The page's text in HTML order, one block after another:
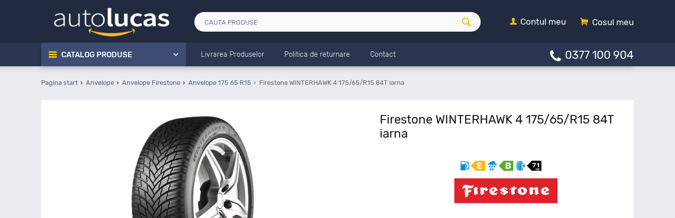
Cosul meu
Contul meu
CATALOG PRODUSE Livrarea Produselor Politica de returnare Contact 0377 100 904
Pagina start Anvelope Anvelope Firestone Anvelope 175 65 R15 Firestone WINTERHAWK 4 175/65/R15 84T iarna
Firestone WINTERHAWK 4 175/65/R15 84T
iarna